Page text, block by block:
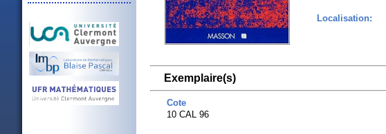
Localisation:
Exemplaire(s)
Cote
10 CAL 96